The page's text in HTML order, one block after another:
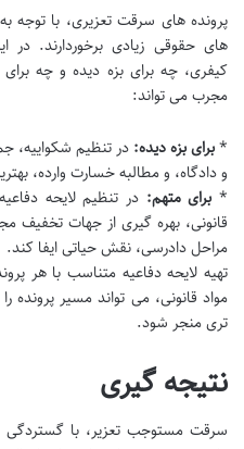
پرونده های سرقت تعزیری، با توجه
های حقوقی زیادی برخوردارند.
کیفری، چه برای بزه دیده و چه
مجرب می تواند:
*برای بزه دیده: در تنظیم شکواییه،
و دادگاه، و مطالبه خسارت وارده،
* برای متهم: در تنظیم لایحه
قانونی، بهره گیری از جهات تخفیف
مراحل دادرسی، نقش حیاتی ایفا کند.
تهیه لایحه دفاعیه متناسب با هر
مواد قانونی، می تواند مسیر پرونده
تری منجر شود.
نتیجه گیری
سرقت مستوجب تعزیر، با گستردگی